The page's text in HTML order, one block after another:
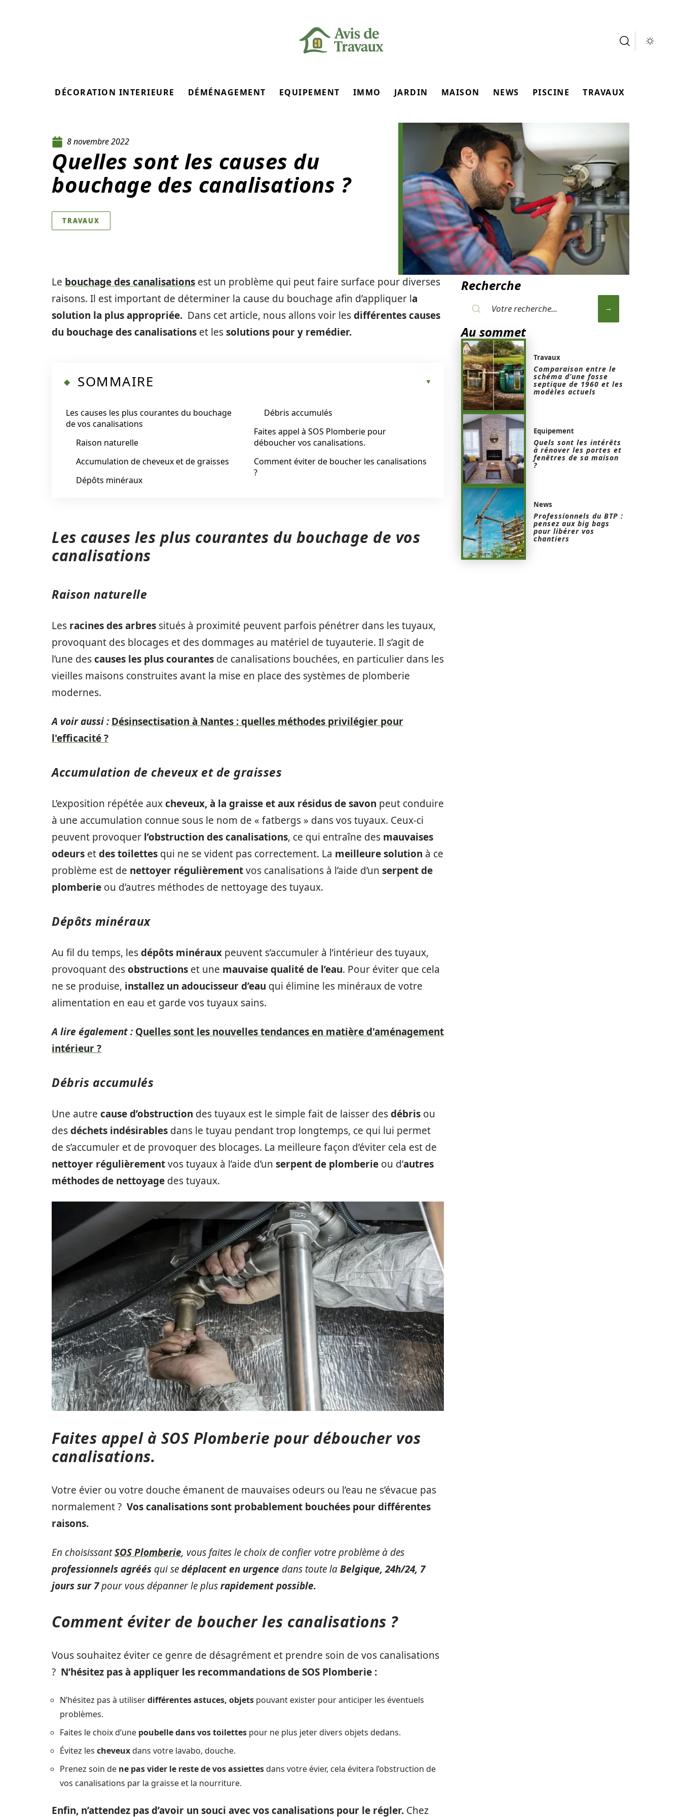
DÉCORATION INTERIEURE DÉMÉNAGEMENT EQUIPEMENT IMMO JARDIN MAISON NEWS PISCINE TRAVAUX
8 novembre 2022
Quelles sont les causes du
bouchage des canalisations ?
TRAVAUX
Le bouchage des canalisations est un problème qui peut faire surface pour diverses
raisons. Il est important de déterminer la cause du bouchage afin d’appliquer la
solution la plus appropriée. Dans cet article, nous allons voir lesdifférentes causes
du bouchage des canalisations et lessolutions pour y remédier.
SOMMAIRE
Les causes les plus courantes du bouchage
de vos canalisations
Raison naturelle
Accumulation de cheveux et de graisses
Dépôts minéraux
Débris accumulés
Faites appel à SOS Plomberie pour
déboucher vos canalisations.
Comment éviter de boucher les canalisations
?
Les causes les plus courantes du bouchage de vos
canalisations
Raison naturelle
Les racines des arbres situés à proximité peuvent parfois pénétrer dans les tuyaux,
provoquant des blocages et des dommages au matériel de tuyauterie. Il s’agit de
l’une descauses les plus courantes de canalisations bouchées, en particulier dans les
vieilles maisons construites avant la mise en place des systèmes de plomberie
modernes.
A voir aussi : Désinsectisation à Nantes : quelles méthodes privilégier pour
l'efficacité ?
Accumulation de cheveux et de graisses
L’exposition répétée auxcheveux, à la graisse et aux résidus de savon peut conduire
à une accumulation connue sous le nom de « fatbergs » dans vos tuyaux. Ceux-ci
peuvent provoquer l’obstruction des canalisations, ce qui entraîne des mauvaises
odeurs etdes toilettes qui ne se vident pas correctement. La meilleure solution à ce
problème est de nettoyer régulièrementvos canalisations à l’aide d’un serpent de
plomberie ou d’autres méthodes de nettoyage des tuyaux.
Dépôts minéraux
Au fil du temps, lesdépôts minéraux peuvent s’accumuler à l’intérieur des tuyaux,
provoquant desobstructions et une mauvaise qualité de l’eau. Pour éviter que cela
ne se produise, installez un adoucisseur d’eau qui élimine les minéraux de votre
alimentation en eau et garde vos tuyaux sains.
A lire également : Quelles sont les nouvelles tendances en matière d'aménagement
intérieur ?
Débris accumulés
Une autre cause d’obstruction des tuyaux est le simple fait de laisser desdébris ou
desdéchets indésirables dans le tuyau pendant trop longtemps, ce qui lui permet
de s’accumuler et de provoquer des blocages. La meilleure façon d’éviter cela est de
nettoyer régulièrementvos tuyaux à l’aide d’un serpent de plomberie ou d’autres
méthodes de nettoyage des tuyaux.
Faites appel à SOS Plomberie pour déboucher vos
canalisations.
Votre évier ou votre douche émanent de mauvaises odeurs ou l’eau ne s’évacue pas
normalement ? Vos canalisations sont probablement bouchées pour différentes
raisons.
En choisissantSOS Plomberie, vous faites le choix de confier votre problème à des
professionnels agréés qui sedéplacent en urgence dans toute laBelgique, 24h/24, 7
jours sur 7pour vous dépanner le plusrapidement possible.
Comment éviter de boucher les canalisations ?
Vous souhaitez éviter ce genre de désagrément et prendre soin de vos canalisations
? N’hésitez pas à appliquer les recommandations de SOS Plomberie :
N’hésitez pas à utiliserdifférentes astuces, objets pouvant exister pour anticiper les éventuels
problèmes.
Faites le choix d’une poubelle dans vos toilettes pour ne plus jeter divers objets dedans.
Évitez les cheveuxdans votre lavabo, douche.
Prenez soin de ne pas vider le reste de vos assiettesdans votre évier, cela évitera l’obstruction de
vos canalisations par la graisse et la nourriture.
Enfin, n’attendez pas d’avoir un souci avec vos canalisations pour le régler. Chez
Recherche
Au sommet
Travaux
Comparaison entre le
schéma d’une fosse
septique de 1960 et les
modèles actuels
Equipement
Quels sont les intérêts
à rénover les portes et
fenêtres de sa maison
?
News
Professionnels du BTP :
pensez aux big bags
pour libérer vos
chantiers